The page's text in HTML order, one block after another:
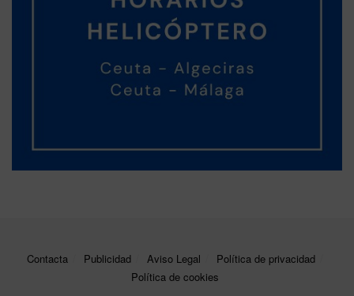
Contacta Publicidad Aviso Legal
Política de privacidad
Política de cookies